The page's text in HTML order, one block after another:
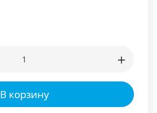
В корзину